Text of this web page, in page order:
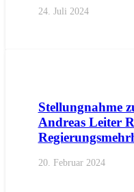
24. Juli 2024
Stellungnahme
Andreas Leiter
20. Februar 2024